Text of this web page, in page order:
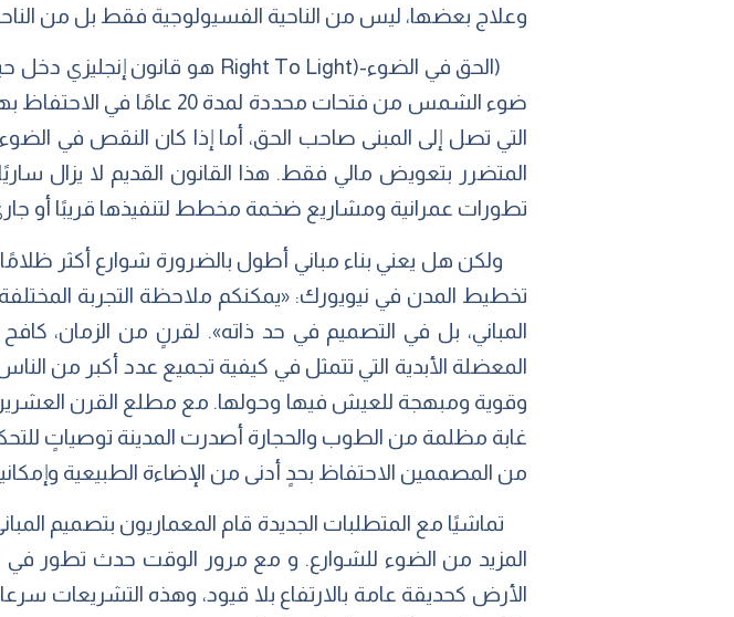
وعلاج بعضها، ليس من الناحية الفسيولوجية فقط بل من
ضوء الشمس من فتحات محددة
التي تصل إلى المبنى صاحب الحق، أما إذا كان النقص في
المتضرر بتعويض مالي فقط. هذا القانون القديم لا يزال ساريًا
تطورات عمرانية ومشاريع ضخمة مخطط لتنفيذها قريبًا أو جاري
تخطيط المدن في نيويورك: «يمكنكم ملاحظة التجربة
المباني، بل في التصميم في حد ذاته». لقرنٍ من الزمان،
المعضلة الأبدية التي تتمثل في كيفية تجميع عدد أكبر من
وقوية ومبهجة للعيش فيها وحولها. مع مطلع القرن العشرين
من المصممين الاحتفاظ بحدٍ أدنى من الإضاءة الطبيعية
تماشيًا مع المتطلبات الجديدة قام المعماريون بتصميم المباني
المزيد من الضوء للشوارع. و مع مرور الوقت حدث تطور في
الأرض كحديقة عامة بالارتفاع بلا قيود، وهذه التشريعات